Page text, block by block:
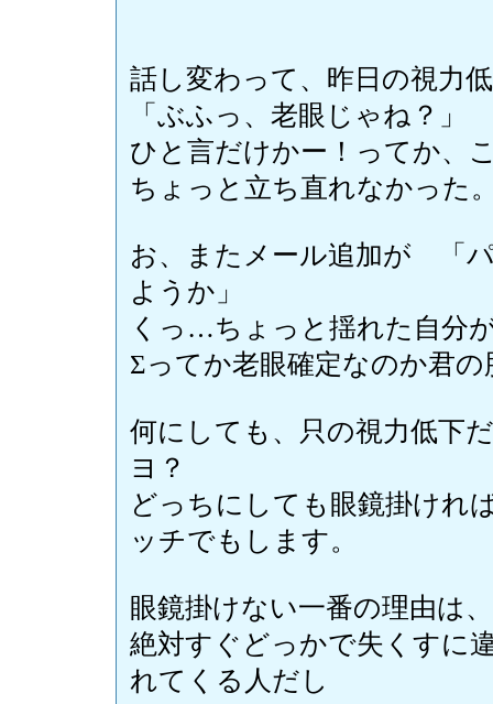
話し変わって、昨日の視力
「ぶふっ、老眼じゃね？」
ひと言だけかー！ってか、
ちょっと立ち直れなかった
お、またメール追加が 「
ようか」
くっ…ちょっと揺れた自分
Σってか老眼確定なのか君
何にしても、只の視力低下
ヨ？
どっちにしても眼鏡掛けれ
ッチでもします。
眼鏡掛けない一番の理由は
絶対すぐどっかで失くすに
れてくる人だし